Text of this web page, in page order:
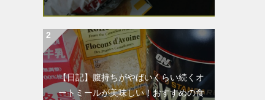
【日記】腹持ちがやばいくらい続くオ
ートミールが美味しい！おすすめの食